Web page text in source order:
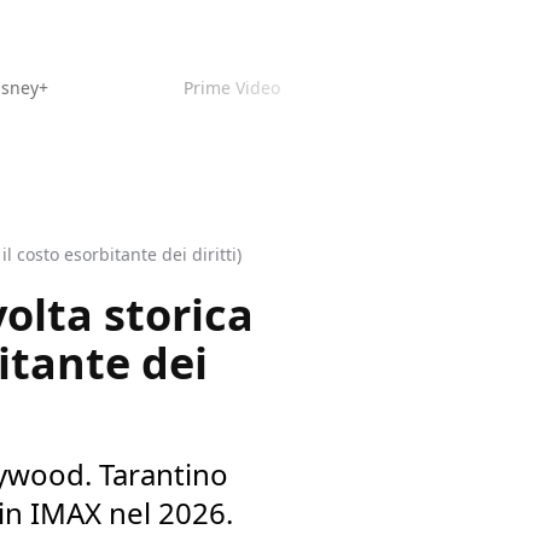
Prime Video
costo esorbitante dei diritti)
storica
dei
Tarantino
IMAX nel 2026.